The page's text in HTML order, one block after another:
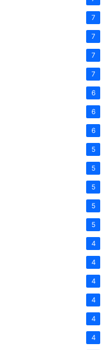
7
7
7
7
6
6
6
5
5
5
5
5
4
4
4
4
4
4